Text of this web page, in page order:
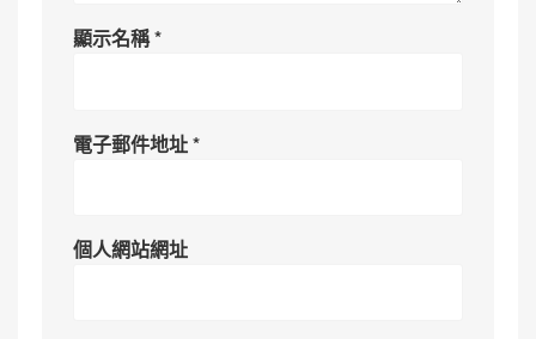
顯示名稱*
電子郵件地址*
個人網站網址